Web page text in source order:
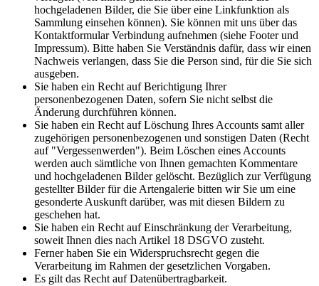
hochgeladenen Bilder, die Sie über eine Linkfunktion als
Sammlung einsehen können). Sie können mit uns über das
Kontaktformular Verbindung aufnehmen (siehe Footer und
Impressum). Bitte haben Sie Verständnis dafür, dass wir einen
Nachweis verlangen, dass Sie die Person sind, für die Sie sich
ausgeben.
Sie haben ein Recht auf Berichtigung Ihrer
personenbezogenen Daten, sofern Sie nicht selbst die
Änderung durchführen können.
Sie haben ein Recht auf Löschung Ihres Accounts samt aller
zugehörigen personenbezogenen und sonstigen Daten (Recht
auf "Vergessenwerden"). Beim Löschen eines Accounts
werden auch sämtliche von Ihnen gemachten Kommentare
und hochgeladenen Bilder gelöscht. Bezüglich zur Verfügung
gestellter Bilder für die Artengalerie bitten wir Sie um eine
gesonderte Auskunft darüber, was mit diesen Bildern zu
geschehen hat.
Sie haben ein Recht auf Einschränkung der Verarbeitung,
soweit Ihnen dies nach Artikel 18 DSGVO zusteht.
Ferner haben Sie ein Widerspruchsrecht gegen die
Verarbeitung im Rahmen der gesetzlichen Vorgaben.
Es gilt das Recht auf Datenübertragbarkeit.